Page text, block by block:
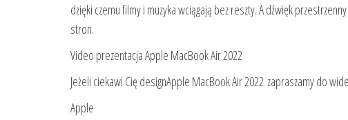
dzięki czemu filmy i muzyka wciągają bez reszty. A dźwięk
stron.
Video prezentacja Apple MacBook Air 2022
Jeżeli ciekawi Cię designApple MacBook Air 2022 zapraszamy do
Apple